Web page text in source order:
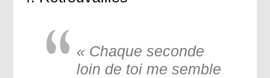
« Chaque seconde
loin de toi me semble